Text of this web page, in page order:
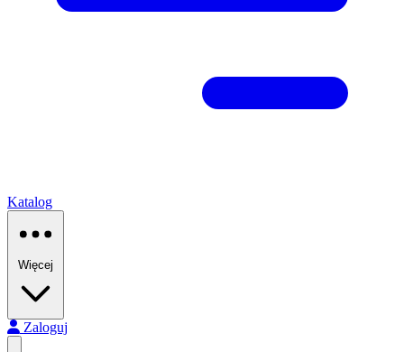
Katalog
Więcej
Zaloguj